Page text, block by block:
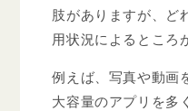
肢がありますが、ど
用状況によるところ
例えば、写真や動画
大容量のアプリを多